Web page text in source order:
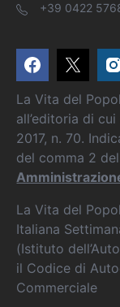
+39 0422
La Vita del
all’editoria di
2017, n. 70.
del comma 2
La Vita del
Italiana
(Istituto
il Codice di
Commerciale